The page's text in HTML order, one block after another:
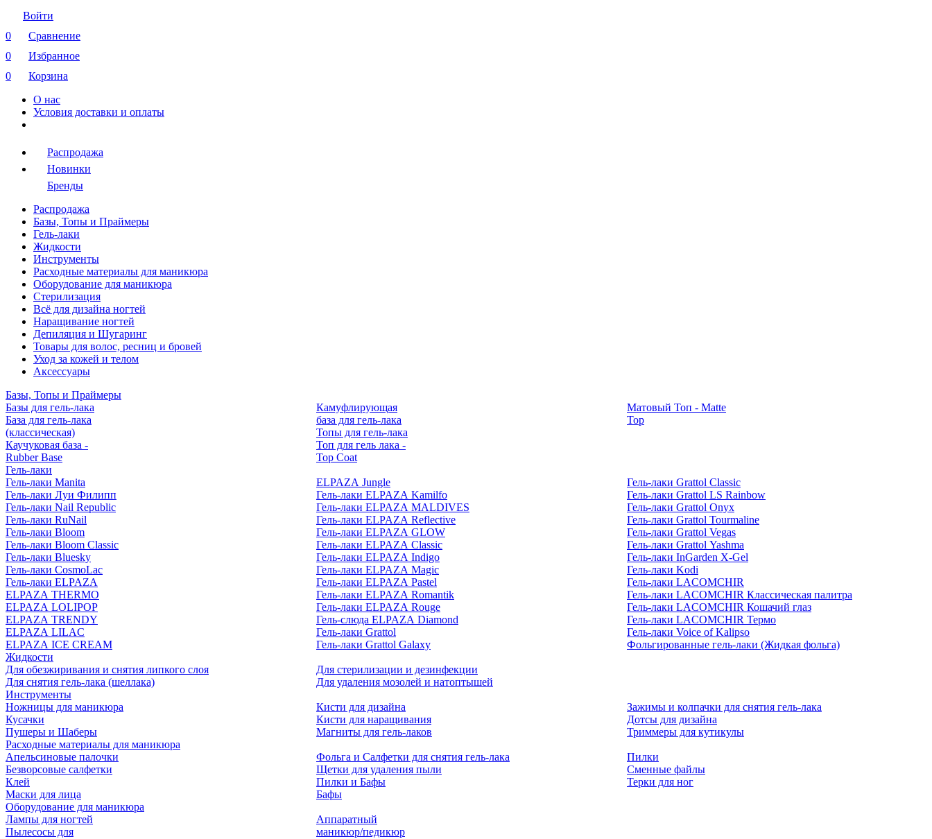
Войти
0
Сравнение
0
Избранное
0
Корзина
О нас
Условия доставки и оплаты
Распродажа
Новинки
Бренды
Распродажа
Базы, Топы и Праймеры
Гель-лаки
Жидкости
Инструменты
Расходные материалы для маникюра
Оборудование для маникюра
Стерилизация
Всё для дизайна ногтей
Наращивание ногтей
Депиляция и Шугаринг
Товары для волос, ресниц и бровей
Уход за кожей и телом
Аксессуары
Базы, Топы и Праймеры
Базы для гель-лака
База для гель-лака
(классическая)
Каучуковая база -
Rubber Base
Камуфлирующая
база для гель-лака
Топы для гель-лака
Топ для гель лака -
Top Coat
Матовый Топ - Matte
Top
Гель-лаки
Гель-лаки Manita
Гель-лаки Луи Филипп
Гель-лаки Nail Republic
Гель-лаки RuNail
Гель-лаки Bloom
Гель-лаки Bloom Classic
Гель-лаки Bluesky
Гель-лаки CosmoLac
Гель-лаки ELPAZA
ELPAZA THERMO
ELPAZA LOLIPOP
ELPAZA TRENDY
ELPAZA LILAC
ELPAZA IСE CREAM
ELPAZA Jungle
Гель-лаки ELPAZA Kamilfo
Гель-лаки ELPAZA MALDIVES
Гель-лаки ELPAZA Reflective
Гель-лаки ELPAZA GLOW
Гель-лаки ELPAZA Classic
Гель-лаки ELPAZA Indigo
Гель-лаки ELPAZA Magic
Гель-лаки ELPAZA Pastel
Гель-лаки ELPAZA Romantik
Гель-лаки ELPAZA Rouge
Гель-слюда ELPAZA Diamond
Гель-лаки Grattol
Гель-лаки Grattol Galaxy
Гель-лаки Grattol Classic
Гель-лаки Grattol LS Rainbow
Гель-лаки Grattol Onyx
Гель-лаки Grattol Tourmaline
Гель-лаки Grattol Vegas
Гель-лаки Grattol Yashma
Гель-лаки InGarden X-Gel
Гель-лаки Kodi
Гель-лаки LACOMCHIR
Гель-лаки LACOMCHIR Классическая палитра
Гель-лаки LACOMCHIR Кошачий глаз
Гель-лаки LACOMCHIR Термо
Гель-лаки Voice of Kalipso
Фольгированные гель-лаки (Жидкая фольга)
Жидкости
Для обезжиривания и снятия липкого слоя
Для снятия гель-лака (шеллака)
Для стерилизации и дезинфекции
Для удаления мозолей и натоптышей
Инструменты
Ножницы для маникюра
Кусачки
Пушеры и Шаберы
Кисти для дизайна
Кисти для наращивания
Магниты для гель-лаков
Зажимы и колпачки для снятия гель-лака
Дотсы для дизайна
Триммеры для кутикулы
Расходные материалы для маникюра
Апельсиновые палочки
Безворсовые салфетки
Клей
Маски для лица
Фольга и Салфетки для снятия гель-лака
Щетки для удаления пыли
Пилки и Бафы
Бафы
Пилки
Сменные файлы
Терки для ног
Оборудование для маникюра
Лампы для ногтей
Пылесосы для
Аппаратный
маникюр/педикюр